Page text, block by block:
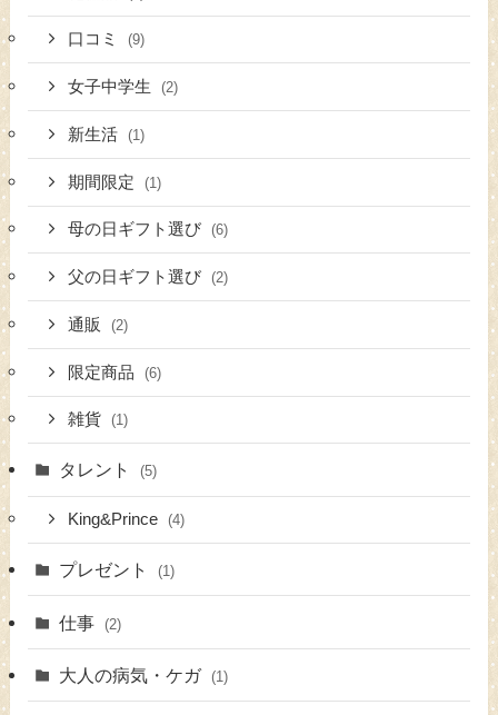
口コミ (9)
女子中学生 (2)
新生活 (1)
期間限定 (1)
母の日ギフト選び (6)
父の日ギフト選び (2)
通販 (2)
限定商品 (6)
雑貨 (1)
タレント (5)
King&Prince (4)
プレゼント (1)
仕事 (2)
大人の病気・ケガ (1)